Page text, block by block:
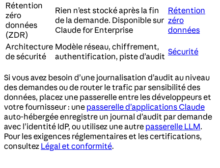
Rétention
zéro
données
(ZDR)
Rien n’est stocké après la fin
de la demande. Disponible sur
Claude for Enterprise
Rétention
zéro
données
Architecture
de sécurité
Modèle réseau, chiffrement,
authentification, piste d’audit Sécurité
Si vous avez besoin d’une journalisation d’audit au niveau
des demandes ou de router le trafic par sensibilité des
données, placez une passerelle entre les développeurs et
votre fournisseur : une passerelle d’applications Claude
auto-hébergée enregistre un journal d’audit par demande
avec l’identité IdP, ou utilisez une autre passerelle LLM.
Pour les exigences réglementaires et les certifications,
consultez Légal et conformité.